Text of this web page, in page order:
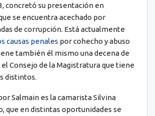
concretó su presentación en
se encuentra acechado por
de corrupción. Está actualmente
causas penales por cohecho y abuso
también él mismo una decena de
Consejo de la Magistratura que tiene
distintos.
Salmain es la camarista Silvina
que en distintas oportunidades se